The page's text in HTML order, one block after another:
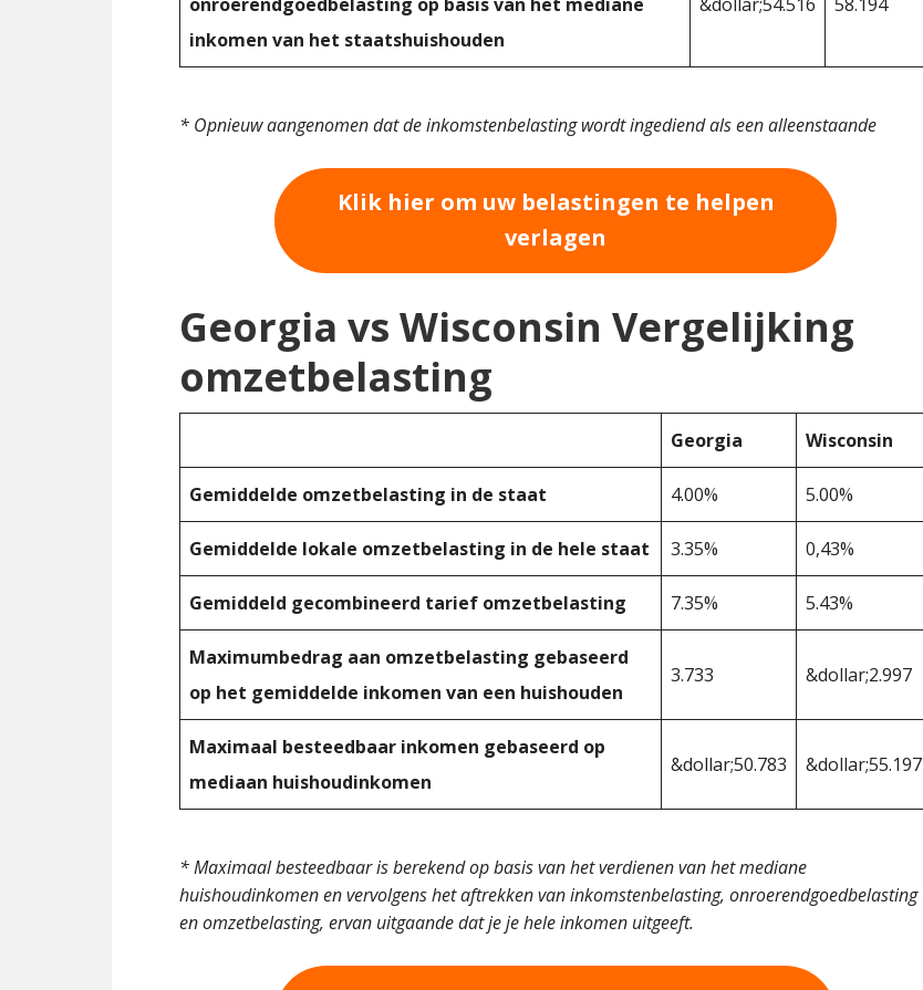
inkomen van het staatshuishouden
* Opnieuw aangenomen dat de inkomstenbelasting wordt ingediend als een alleenstaande
Klik hier om uw belastingen te helpen
verlagen
Georgia vs Wisconsin Vergelijking
omzetbelasting
Georgia Wisconsin
Gemiddelde omzetbelasting in de staat 4.00% 5.00%
Gemiddelde lokale omzetbelasting in de hele staat 3.35% 0,43%
Gemiddeld gecombineerd tarief omzetbelasting 7.35% 5.43%
Maximumbedrag aan omzetbelasting gebaseerd
op het gemiddelde inkomen van een huishouden
3.733 &dollar;2.997
Maximaal besteedbaar inkomen gebaseerd op
mediaan huishoudinkomen
&dollar;50.783 &dollar;55.197
* Maximaal besteedbaar is berekend op basis van het verdienen van het mediane
huishoudinkomen en vervolgens het aftrekken van inkomstenbelasting, onroerendgoedbelasting
en omzetbelasting, ervan uitgaande dat je je hele inkomen uitgeeft.